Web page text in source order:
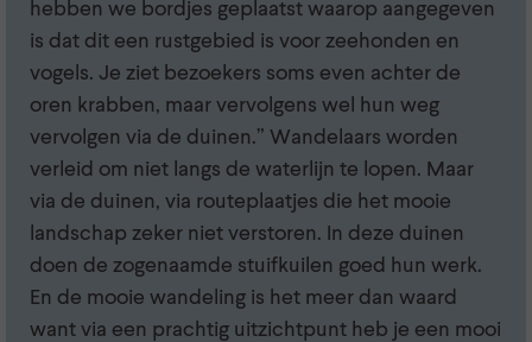
hebben we bordjes geplaatst waarop aangegeven
is dat dit een rustgebied is voor zeehonden en
vogels. Je ziet bezoekers soms even achter de
oren krabben, maar vervolgens wel hun weg
vervolgen via de duinen.” Wandelaars worden
verleid om niet langs de waterlijn te lopen. Maar
via de duinen, via routeplaatjes die het mooie
landschap zeker niet verstoren. In deze duinen
doen de zogenaamde stuifkuilen goed hun werk.
En de mooie wandeling is het meer dan waard
want via een prachtig uitzichtpunt heb je een mooi